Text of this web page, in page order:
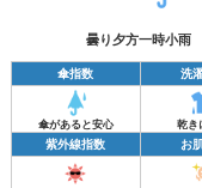
曇り夕方一時小雨
傘指数 洗
傘があると安心 乾き
紫外線指数 お